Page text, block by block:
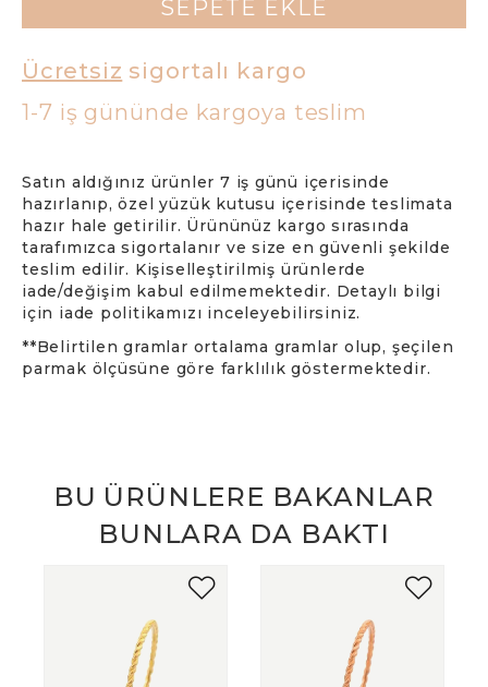
SEPETE EKLE
Ücretsiz sigortalı kargo
1-7 iş gününde kargoya teslim
Satın aldığınız ürünler 7 iş günü içerisinde
hazırlanıp, özel yüzük kutusu içerisinde teslimata
hazır hale getirilir. Ürününüz kargo sırasında
tarafımızca sigortalanır ve size en güvenli şekilde
teslim edilir. Kişiselleştirilmiş ürünlerde
iade/değişim kabul edilmemektedir. Detaylı bilgi
için iade politikamızı inceleyebilirsiniz.
**Belirtilen gramlar ortalama gramlar olup, şeçilen
parmak ölçüsüne göre farklılık göstermektedir.
BU ÜRÜNLERE BAKANLAR
BUNLARA DA BAKTI